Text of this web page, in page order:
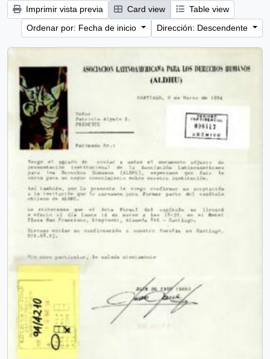
Imprimir vista previa Card view
Table view
Ordenar por: Fecha de inicio
Dirección: Descendente